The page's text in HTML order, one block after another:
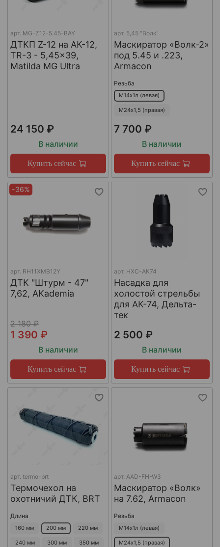
арт. MG-Z12-5.45-BAY
ДТКП Z-12 на АК-12,
TR-3 - 5,45x39,
Matilda MG Ultra
24 150 ₽
В наличии
Купить сейчас
арт. 5,45 "Волк"
Маскиратор «Волк-2»
под 5.45 и .223,
Armacon
Резьба
М14х1л (левая)
М24х1,5 (правая)
7 700 ₽
В наличии
Купить сейчас
-36%
арт. RH11XMB12Y
ДТК "Штурм - 47"
7,62, AKademia
2 180 ₽
1 390 ₽
В наличии
Купить сейчас
арт. НХС-АК74
Насадка для
холостой стрельбы
для АК-74, Дельта-
тек
2 500 ₽
В наличии
Купить сейчас
арт. termo-brt
Термочехол на
охотничий ДТК, BRT
Длина
160 мм 200 мм 220 мм
240 мм 300 мм 350 мм
арт. AAD-FH-W3
Маскиратор «Волк»
на 7.62, Armacon
Резьба
М14х1л (левая)
М24х1,5 (правая)